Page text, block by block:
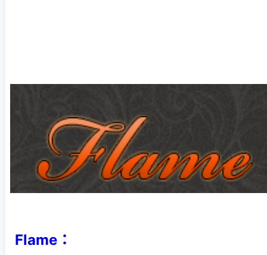
Flame：